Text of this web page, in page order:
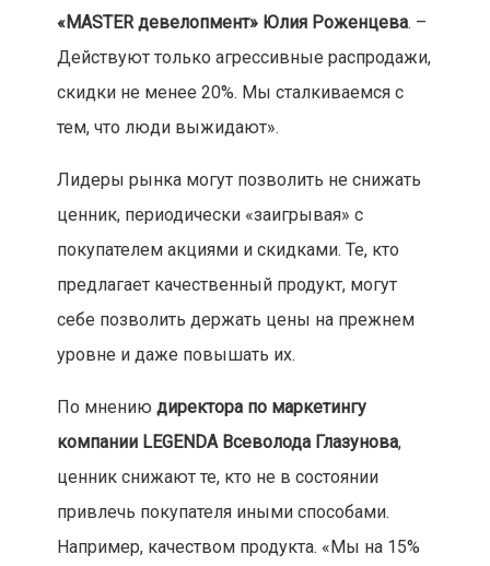
«MASTER девелопмент» Юлия Роженцева. –
Действуют только агрессивные распродажи,
скидки не менее 20%. Мы сталкиваемся с
тем, что люди выжидают».
Лидеры рынка могут позволить не снижать
ценник, периодически «заигрывая» с
покупателем акциями и скидками. Те, кто
предлагает качественный продукт, могут
себе позволить держать цены на прежнем
уровне и даже повышать их.
По мнению директора по маркетингу
компании LEGENDA Всеволода Глазунова,
ценник снижают те, кто не в состоянии
привлечь покупателя иными способами.
Например, качеством продукта. «Мы на 15%